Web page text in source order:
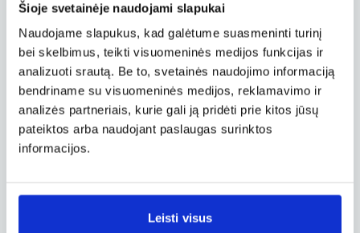
Šioje svetainėje naudojami slapukai
Naudojame slapukus, kad galėtume suasmeninti turinį
bei skelbimus, teikti visuomeninės medijos funkcijas ir
analizuoti srautą. Be to, svetainės naudojimo informaciją
bendriname su visuomeninės medijos, reklamavimo ir
analizės partneriais, kurie gali ją pridėti prie kitos jūsų
pateiktos arba naudojant paslaugas surinktos
informacijos.
Leisti visus
Galime išskirti du vartotojų tipus. Vienas jų – bilietų
ieškantys greitai ir neturintys jokių papildomų
įgeidžių ar norų. Antras – turintys tikslią viziją ir
pageidavimus, tad pirmas parinktas pasiūlymas
dažnu atveju jų netenkina.
Svetaine patogu naudotis abiem šiems keliautojų
tipams. Kodėl? Atsakymai pateikti toliau.
keliauti ir kokia galutinė kelionės kryptis. Toje